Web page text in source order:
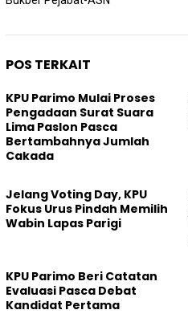
POS TERKAIT
KPU Parimo Mulai Proses
Pengadaan Surat Suara
Lima Paslon Pasca
Bertambahnya Jumlah
Cakada
Jelang Voting Day, KPU
Fokus Urus Pindah Memilih
Wabin Lapas Parigi
KPU Parimo Beri Catatan
Evaluasi Pasca Debat
Kandidat Pertama